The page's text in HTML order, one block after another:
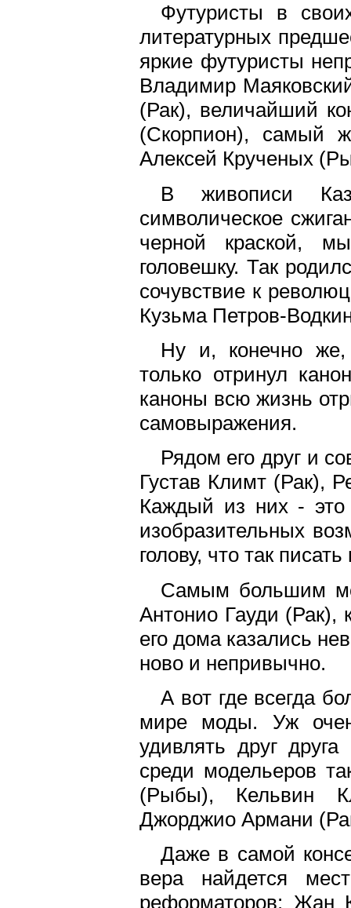
Футуристы в
литературных
яркие футуристы
Владимир
(Рак), величайший
(Скорпион), самый
Алексей Крученых
В живописи
символическое
черной краской,
головешку. Так
сочувствие к
Кузьма Петров-
Ну и, конечно
только отринул
каноны всю жизнь
самовыражения.
Рядом его друг и
Густав Климт (Рак),
Каждый из них - это
изобразительных
голову, что так
Самым большим
Антонио Гауди (Рак),
его дома казались
ново и непривычно.
А вот где всегда
мире моды. Уж
удивлять друг
среди модельеров
(Рыбы), Кельвин
Джорджио Армани
Даже в самой
вера найдется
реформаторов: Жан